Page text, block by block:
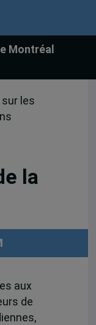
Montréal
sur les
la
aux
de